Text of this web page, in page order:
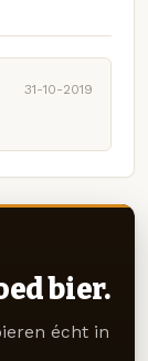
31-10-2019
bier.
écht in